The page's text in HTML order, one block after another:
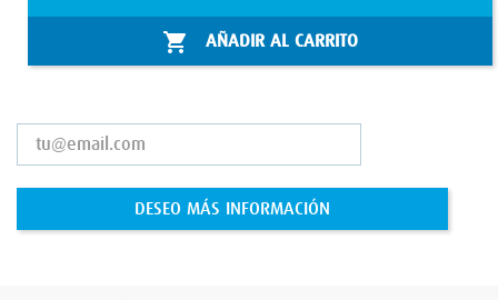
 AÑADIR AL CARRITO
DESEO MÁS INFORMACIÓN